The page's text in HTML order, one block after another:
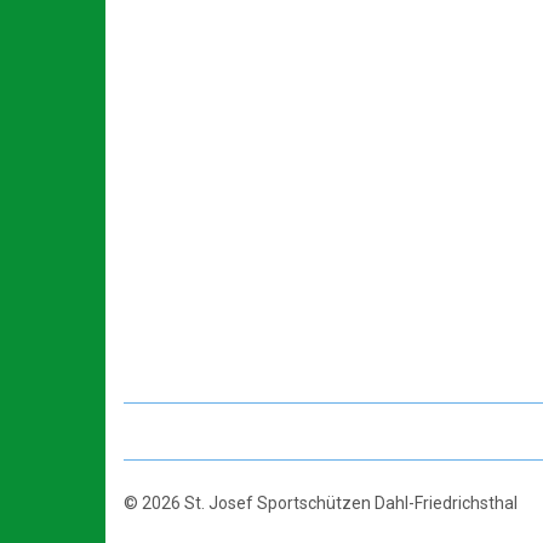
© 2026 St. Josef Sportschützen Dahl-Friedrichsthal